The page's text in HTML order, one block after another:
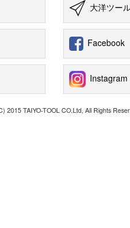
大洋ツー
Facebook
Instagram
2015 TAIYO-TOOL CO.Ltd, All Rights